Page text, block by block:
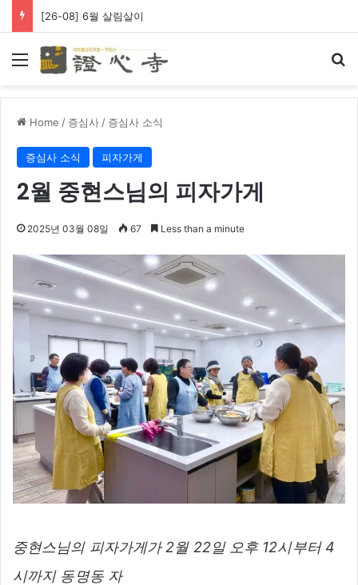
[26-08] 6월 살림살이
Menu
Home / 증심사 / 증심사 소식
증심사 소식 피자가게
2월 중현스님의 피자가게
2025년 03월 08일 67 Less than a minute
중현스님의 피자가게가 2월 22일 오후 12시부터 4
시까지 동명동 자